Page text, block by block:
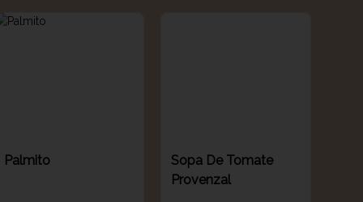
Palmito
Sopa De Tomate
Provenzal